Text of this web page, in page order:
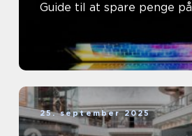
Guide til at spare penge
25. september 2025